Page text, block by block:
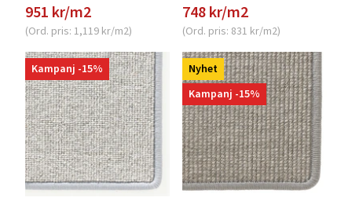
951 kr/m2
(Ord. pris: 1,119 kr/m2)
748 kr/m2
(Ord. pris: 831 kr/m2)
Kampanj -15%
Nyhet
Kampanj -15%